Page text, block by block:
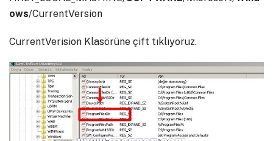
ows/CurrentVersion
CurrentVerision Klasörüne çift tıklıyoruz.